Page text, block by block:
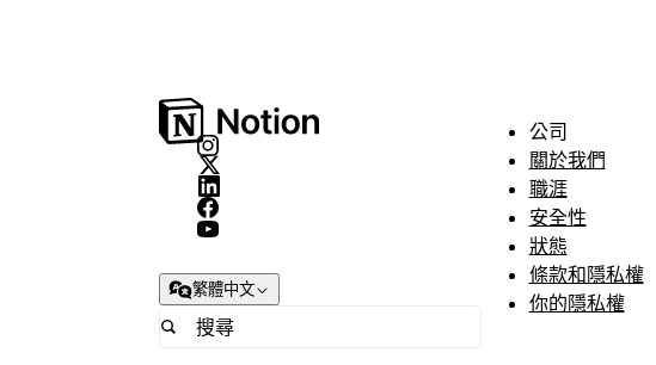
繁體中文
公司
關於我們
職涯
安全性
狀態
條款和隱私權
你的隱私權